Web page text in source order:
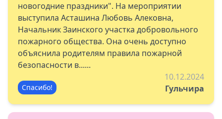
новогодние праздники". На мероприятии
выступила Асташина Любовь Алековна,
Начальник Заинского участка добровольного
пожарного общества. Она очень доступно
объяснила родителям правила пожарной
безопасности в......
Спасибо!
10.12.2024
Гульчира